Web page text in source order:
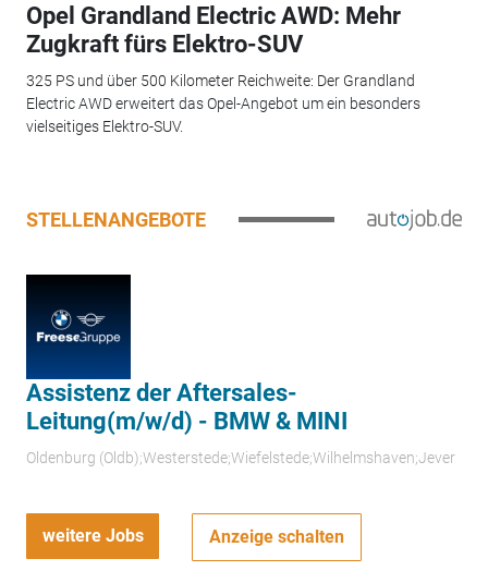
Opel Grandland Electric AWD: Mehr
Zugkraft fürs Elektro-SUV
325 PS und über 500 Kilometer Reichweite: Der Grandland
Electric AWD erweitert das Opel-Angebot um ein besonders
vielseitiges Elektro-SUV.
STELLENANGEBOTE
Assistenz der Aftersales-
Leitung(m/w/d) - BMW & MINI
Oldenburg (Oldb);Westerstede;Wiefelstede;Wilhelmshaven;Jever
weitere Jobs Anzeige schalten